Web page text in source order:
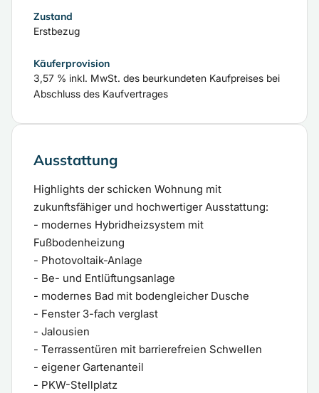
Käuferprovision
3,57 % inkl. MwSt. des beurkundeten Kaufpreises bei
Abschluss des Kaufvertrages
Zustand
Erstbezug
Ausstattung
Highlights der schicken Wohnung mit
zukunftsfähiger und hochwertiger Ausstattung:
- modernes Hybridheizsystem mit
Fußbodenheizung
- Photovoltaik-Anlage
- Be- und Entlüftungsanlage
- modernes Bad mit bodengleicher Dusche
- Fenster 3-fach verglast
- Jalousien
- Terrassentüren mit barrierefreien Schwellen
- eigener Gartenanteil
- PKW-Stellplatz